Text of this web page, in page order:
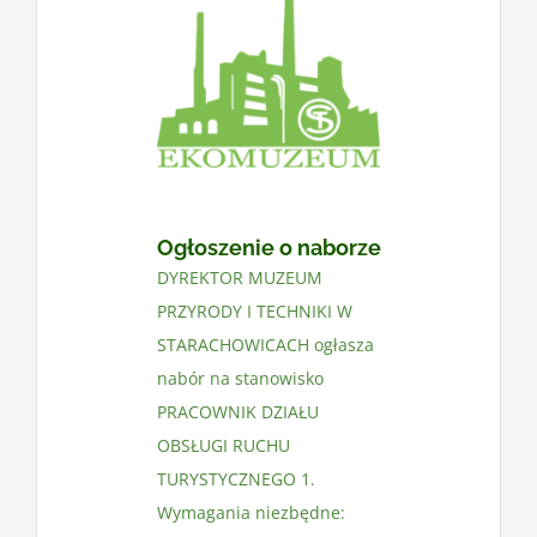
Ogłoszenie o naborze
DYREKTOR MUZEUM
PRZYRODY I TECHNIKI W
STARACHOWICACH ogłasza
nabór na stanowisko
PRACOWNIK DZIAŁU
OBSŁUGI RUCHU
TURYSTYCZNEGO 1.
Wymagania niezbędne: